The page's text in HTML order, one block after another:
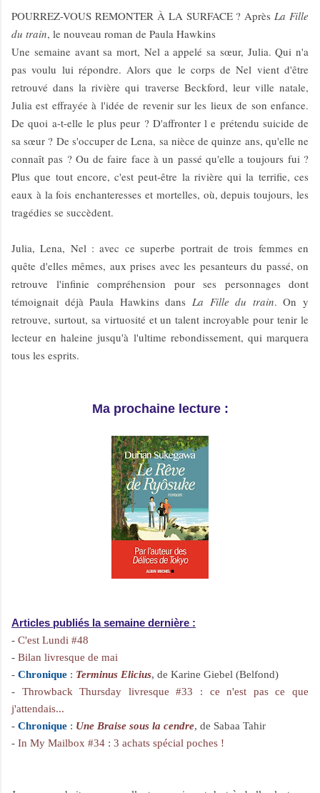
POURREZ-VOUS REMONTER À LA SURFACE ? Après La Fille
du train, le nouveau roman de Paula Hawkins
Une semaine avant sa mort, Nel a appelé sa sœur, Julia. Qui n'a
pas voulu lui répondre. Alors que le corps de Nel vient d'être
retrouvé dans la rivière qui traverse Beckford, leur ville natale,
Julia est effrayée à l'idée de revenir sur les lieux de son enfance.
De quoi a-t-elle le plus peur ? D'affronter l e prétendu suicide de
sa sœur ? De s'occuper de Lena, sa nièce de quinze ans, qu'elle ne
connaît pas ? Ou de faire face à un passé qu'elle a toujours fui ?
Plus que tout encore, c'est peut-être la rivière qui la terrifie, ces
eaux à la fois enchanteresses et mortelles, où, depuis toujours, les
tragédies se succèdent.
Julia, Lena, Nel : avec ce superbe portrait de trois femmes en
quête d'elles mêmes, aux prises avec les pesanteurs du passé, on
retrouve l'infinie compréhension pour ses personnages dont
témoignait déjà Paula Hawkins dans La Fille du train. On y
retrouve, surtout, sa virtuosité et un talent incroyable pour tenir le
lecteur en haleine jusqu'à l'ultime rebondissement, qui marquera
tous les esprits.
Ma prochaine lecture :
Articles publiés la semaine dernière :
- C'est Lundi #48
- Bilan livresque de mai
- Chronique : Terminus Elicius, de Karine Giebel (Belfond)
- Throwback Thursday livresque #33 : ce n'est pas ce que
j'attendais...
- Chronique : Une Braise sous la cendre, de Sabaa Tahir
- In My Mailbox #34 : 3 achats spécial poches !